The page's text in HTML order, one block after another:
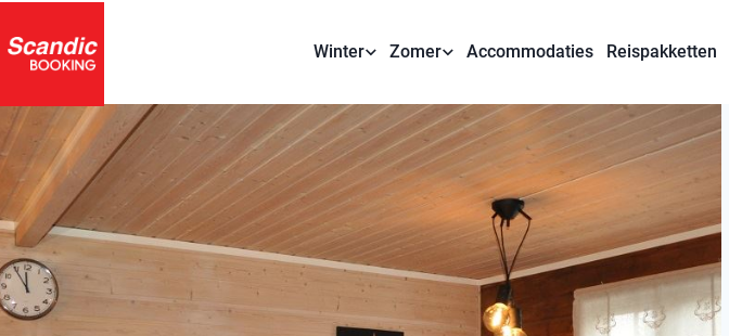
Winter Zomer Accommodaties Reispakketten